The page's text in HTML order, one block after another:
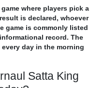
where players pick a
is declared, whoever
game is commonly listed
record. The
day in the morning
Satta King